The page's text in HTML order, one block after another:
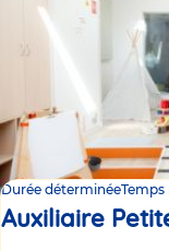
Durée déterminéeTemps
Auxiliaire